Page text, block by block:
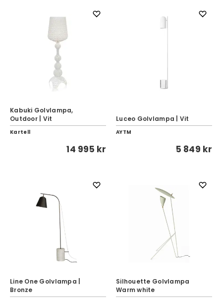
Kabuki Golvlampa,
Outdoor | Vit
Kartell
14 995 kr
Luceo Golvlampa | Vit
AYTM
5 849 kr
Line One Golvlampa |
Bronze
Silhouette Golvlampa
Warm white